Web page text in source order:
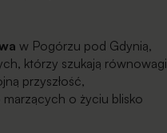
w Pogórzu pod Gdynią,
którzy szukają równowagi
przyszłość,
o życiu blisko